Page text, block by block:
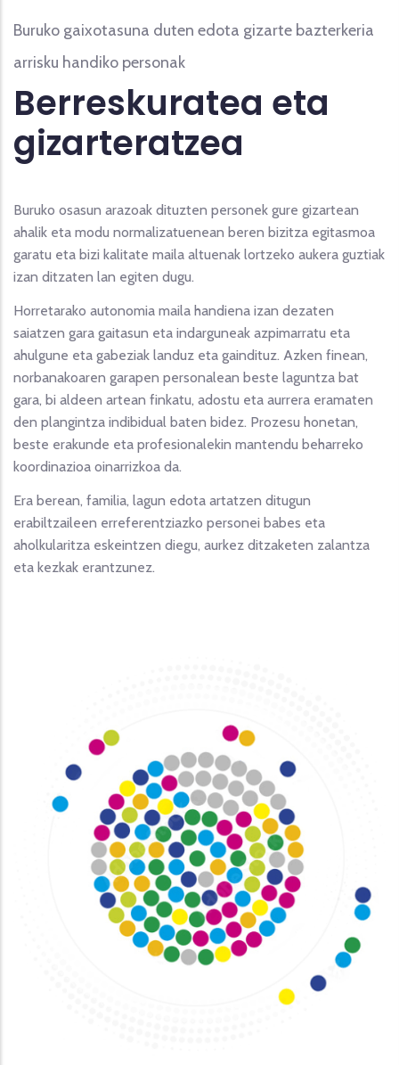
Buruko gaixotasuna duten edota gizarte bazterkeria
arrisku handiko personak
Berreskuratea eta
gizarteratzea
Buruko osasun arazoak dituzten personek gure gizartean
ahalik eta modu normalizatuenean beren bizitza egitasmoa
garatu eta bizi kalitate maila altuenak lortzeko aukera guztiak
izan ditzaten lan egiten dugu.
Horretarako autonomia maila handiena izan dezaten
saiatzen gara gaitasun eta indarguneak azpimarratu eta
ahulgune eta gabeziak landuz eta gaindituz. Azken finean,
norbanakoaren garapen personalean beste laguntza bat
gara, bi aldeen artean finkatu, adostu eta aurrera eramaten
den plangintza indibidual baten bidez. Prozesu honetan,
beste erakunde eta profesionalekin mantendu beharreko
koordinazioa oinarrizkoa da.
Era berean, familia, lagun edota artatzen ditugun
erabiltzaileen erreferentziazko personei babes eta
aholkularitza eskeintzen diegu, aurkez ditzaketen zalantza
eta kezkak erantzunez.